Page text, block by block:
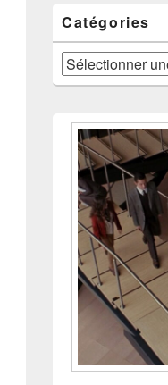
Catégories
Catégories